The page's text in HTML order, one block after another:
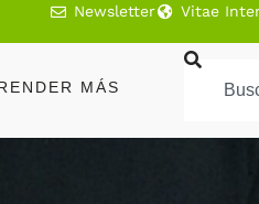
Newsletter Vitae
MÁS